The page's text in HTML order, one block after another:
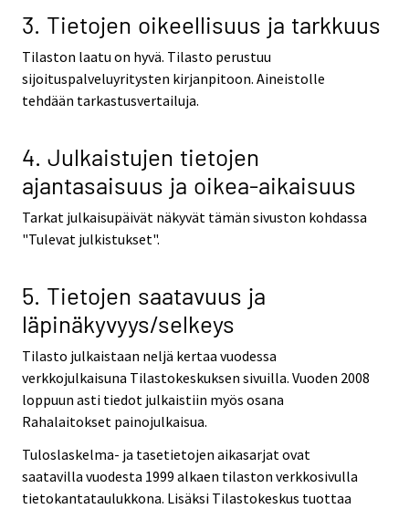
3. Tietojen oikeellisuus ja tarkkuus
Tilaston laatu on hyvä. Tilasto perustuu
sijoituspalveluyritysten kirjanpitoon. Aineistolle
tehdään tarkastusvertailuja.
4. Julkaistujen tietojen
ajantasaisuus ja oikea-aikaisuus
Tarkat julkaisupäivät näkyvät tämän sivuston kohdassa
"Tulevat julkistukset".
5. Tietojen saatavuus ja
läpinäkyvyys/selkeys
Tilasto julkaistaan neljä kertaa vuodessa
verkkojulkaisuna Tilastokeskuksen sivuilla. Vuoden 2008
loppuun asti tiedot julkaistiin myös osana
Rahalaitokset painojulkaisua.
Tuloslaskelma- ja tasetietojen aikasarjat ovat
saatavilla vuodesta 1999 alkaen tilaston verkkosivulla
tietokantataulukkona. Lisäksi Tilastokeskus tuottaa